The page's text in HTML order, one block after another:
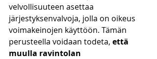
velvollisuuteen asettaa
järjestyksenvalvoja, jolla on oikeus
voimakeinojen käyttöön. Tämän
perusteella voidaan todeta, että
muulla ravintolan